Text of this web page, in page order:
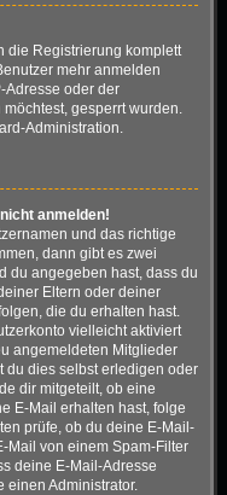
die Registrierung komplett
mehr anmelden
Adresse oder der
gesperrt wurden.
Administration.
anmelden!
und das richtige
dann gibt es zwei
du angegeben hast, dass du
Eltern oder deiner
die du erhalten hast.
vielleicht aktiviert
angemeldeten Mitglieder
du dies selbst erledigen oder
dir mitgeteilt, ob eine
E-Mail erhalten hast, folge
prüfe, ob du deine E-Mail-
Mail von einem Spam-Filter
deine E-Mail-Adresse
Administrator.